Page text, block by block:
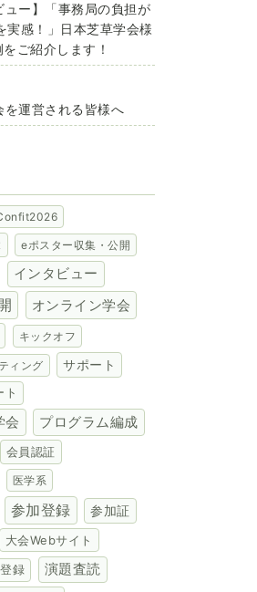
ュー】「事務局の負担が
実感！」日本芝草学会様
ご紹介します！
を運営される皆様へ
eポスター収集・公開
インタビュー
オンライン学会
キックオフ
ィング サポート
ト
会 プログラム編成
会員認証
医学系
参加登録 参加証
大会Webサイト
録 演題査読